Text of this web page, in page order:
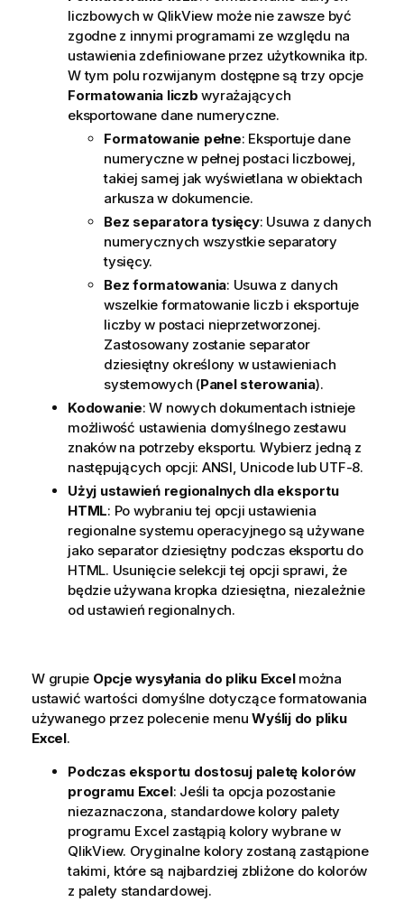
liczbowych w QlikView może nie zawsze być
zgodne z innymi programami ze względu na
ustawienia zdefiniowane przez użytkownika itp.
W tym polu rozwijanym dostępne są trzy opcje
Formatowania liczb wyrażających
eksportowane dane numeryczne.
Formatowanie pełne: Eksportuje dane
numeryczne w pełnej postaci liczbowej,
takiej samej jak wyświetlana w obiektach
arkusza w dokumencie.
Bez separatora tysięcy: Usuwa z danych
numerycznych wszystkie separatory
tysięcy.
Bez formatowania: Usuwa z danych
wszelkie formatowanie liczb i eksportuje
liczby w postaci nieprzetworzonej.
Zastosowany zostanie separator
dziesiętny określony w ustawieniach
systemowych (Panel sterowania).
Kodowanie: W nowych dokumentach istnieje
możliwość ustawienia domyślnego zestawu
znaków na potrzeby eksportu. Wybierz jedną z
następujących opcji: ANSI, Unicode lub UTF-8.
Użyj ustawień regionalnych dla eksportu
HTML: Po wybraniu tej opcji ustawienia
regionalne systemu operacyjnego są używane
jako separator dziesiętny podczas eksportu do
HTML. Usunięcie selekcji tej opcji sprawi, że
będzie używana kropka dziesiętna, niezależnie
od ustawień regionalnych.
W grupie Opcje wysyłania do pliku Excelmożna
ustawić wartości domyślne dotyczące formatowania
używanego przez polecenie menuWyślij do pliku
Excel.
Podczas eksportu dostosuj paletę kolorów
programu Excel: Jeśli ta opcja pozostanie
niezaznaczona, standardowe kolory palety
programu Excel zastąpią kolory wybrane w
QlikView. Oryginalne kolory zostaną zastąpione
takimi, które są najbardziej zbliżone do kolorów
z palety standardowej.